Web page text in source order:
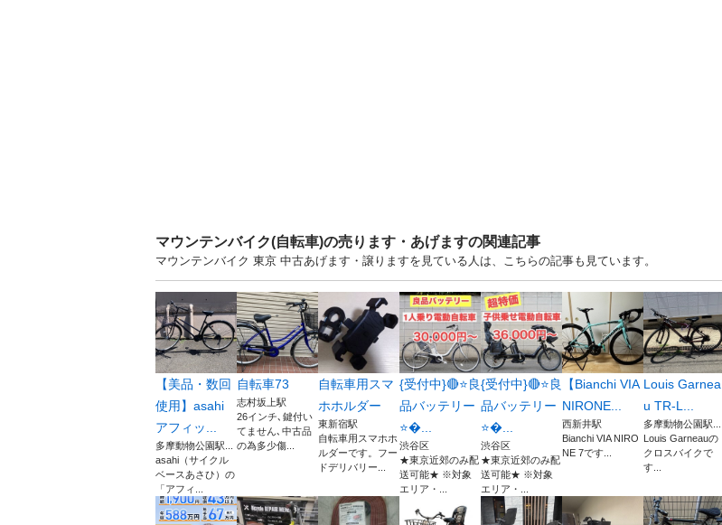
マウンテンバイク(自転車)の売ります・あげますの関連記事
マウンテンバイク 東京 中古あげます・譲りますを見ている人は、こちらの記事も見ています。
【美品・数回
使用】asahi
アフィッ...
多摩動物公園駅...
asahi（サイクル
ベースあさひ）の
「アフィ...
自転車73
志村坂上駅
26インチ､鍵付い
てません､中古品
の為多少傷...
自転車用スマ
ホホルダー
東新宿駅
自転車用スマホホ
ルダーです。フー
ドデリバリー...
{受付中}🔴⭐️良
品バッテリー
⭐️...
渋谷区
★東京近郊のみ配
送可能★ ※対象
エリア・...
{受付中}🔴⭐️良
品バッテリー
⭐️...
渋谷区
★東京近郊のみ配
送可能★ ※対象
エリア・...
【Bianchi VIA
NIRONE...
西新井駅
Bianchi VIA NIRO
NE 7です...
Louis Garnea
u TR-L...
多摩動物公園駅...
Louis Garneauの
クロスバイクで
す...